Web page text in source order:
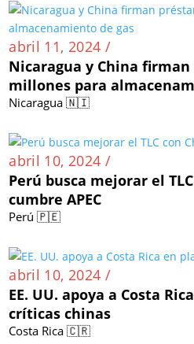
abril 11, 2024 /
Nicaragua y China firman
millones para
Nicaragua 🇳🇮
abril 10, 2024 /
Perú busca mejorar el
cumbre APEC
Perú 🇵🇪
abril 10, 2024 /
EE. UU. apoya a Costa
críticas chinas
Costa Rica 🇨🇷